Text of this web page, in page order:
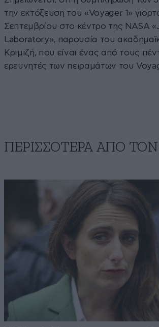
την εκτόξευση του «Voyager 1»
Σεπτεμβρίου στο κέντρο της NASA
Laboratory», παρουσία του
Κριμιζή, που είναι ένας από τους
ερευνητές των πειραμάτων του
ΠΕΡΙΣΣΟΤΕΡΑ ΑΠΟ